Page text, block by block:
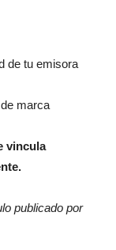
de tu emisora
marca
vincula
publicado por